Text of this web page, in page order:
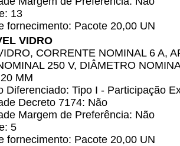
13
fornecimento: Pacote 20,00 UN
VIDRO
CORRENTE NOMINAL 6 A,
250 V, DIÂMETRO
MM
Diferenciado: Tipo I - Participação
Decreto 7174: Não
Margem de Preferência: Não
5
fornecimento: Pacote 20,00 UN